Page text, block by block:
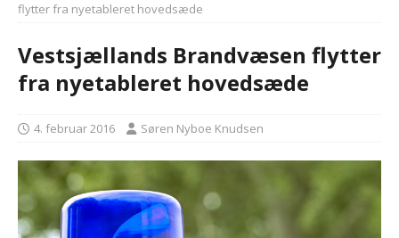
flytter fra nyetableret hovedsæde
Vestsjællands Brandvæsen flytter
fra nyetableret hovedsæde
4. februar 2016 Søren Nyboe Knudsen